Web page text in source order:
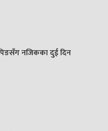
नजिकका दुई दिन